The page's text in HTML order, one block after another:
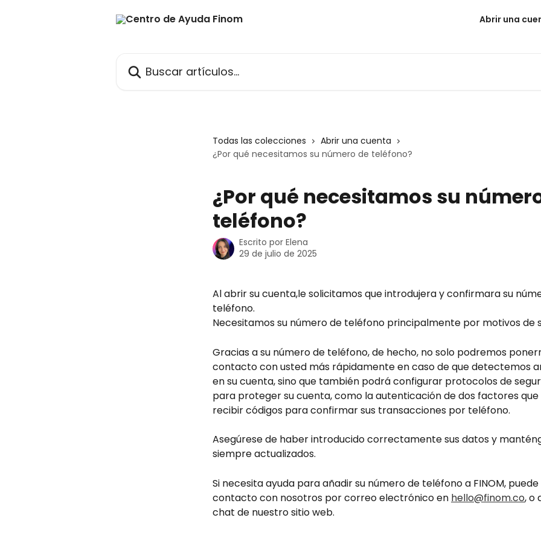
Abrir una
Todas las colecciones
Abrir una cuenta
¿Por qué necesitamos su número de teléfono?
¿Por qué necesitamos su
teléfono?
Escrito por Elena
29 de julio de 2025
Al abrir su cuenta,le solicitamos que introdujera y confirmara su
teléfono.
Necesitamos su número de teléfono principalmente por motivos de
Gracias a su número de teléfono, de hecho, no solo podremos
contacto con usted más rápidamente en caso de que detectemos
en su cuenta, sino que también podrá configurar protocolos de
para proteger su cuenta, como la autenticación de dos factores
recibir códigos para confirmar sus transacciones por teléfono.
Asegúrese de haber introducido correctamente sus datos y
siempre actualizados.
Si necesita ayuda para añadir su número de teléfono a FINOM,
contacto con nosotros por correo electrónico en hello@finom.co, o
chat de nuestro sitio web.